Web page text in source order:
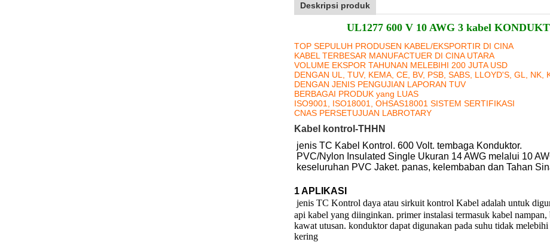
Deskripsi produk
UL1277 600 V 10 AWG 3 kabel
TOP SEPULUH PRODUSEN KABEL/EKSPORTIR DI CINA
KABEL TERBESAR MANUFACTUER DI CINA UTARA
VOLUME EKSPOR TAHUNAN MELEBIHI 200 JUTA USD
DENGAN UL, TUV, KEMA, CE, BV, PSB, SABS, LLOYD'S, GL, NK,
DENGAN JENIS PENGUJIAN LAPORAN TUV
BERBAGAI PRODUK yang LUAS
ISO9001, ISO18001, OHSAS18001 SISTEM SERTIFIKASI
CNAS PERSETUJUAN LABROTARY
Kabel kontrol-THHN
jenis TC Kabel Kontrol. 600 Volt. tembaga Konduktor.
PVC/Nylon Insulated Single Ukuran 14 AWG melalui 10
keseluruhan PVC Jaket. panas, kelembaban dan Tahan
1 APLIKASI
jenis TC Kontrol daya atau sirkuit kontrol Kabel adalah untuk
api kabel yang diinginkan. primer instalasi termasuk kabel
kawat utusan. konduktor dapat digunakan pada suhu tidak
kering